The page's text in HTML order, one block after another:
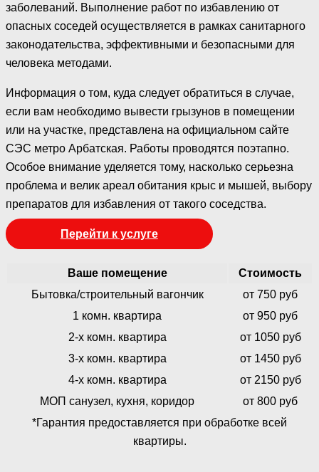
заболеваний. Выполнение работ по избавлению от
опасных соседей осуществляется в рамках санитарного
законодательства, эффективными и безопасными для
человека методами.
Информация о том, куда следует обратиться в случае,
если вам необходимо вывести грызунов в помещении
или на участке, представлена на официальном сайте
СЭС метро Арбатская. Работы проводятся поэтапно.
Особое внимание уделяется тому, насколько серьезна
проблема и велик ареал обитания крыс и мышей, выбору
препаратов для избавления от такого соседства.
Перейти к услуге
Ваше помещение
Стоимость
Бытовка/строительный вагончик
от 750 руб
1 комн. квартира
от 950 руб
2-х комн. квартира
от 1050 руб
3-х комн. квартира
от 1450 руб
4-х комн. квартира
от 2150 руб
МОП санузел, кухня, коридор
от 800 руб
*Гарантия предоставляется при обработке всей
квартиры.